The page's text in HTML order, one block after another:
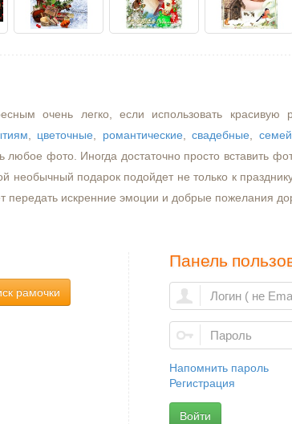
очень легко, если использовать красивую
цветочные романтические ,свадебные
фото. Иногда достаточно просто вставить
необычный подарок подойдет не только к
искренние эмоции и добрые пожелания
рамочки
Панель
Напомнить пароль
Регистрация
Войти